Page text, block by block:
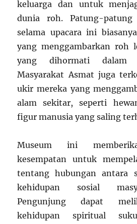
keluarga dan untuk
dunia roh. Patung-
selama upacara ini
yang menggambarkan roh
yang dihormati dalam
Masyarakat Asmat juga
ukir mereka yang
alam sekitar, seperti
figur manusia yang saling
Museum ini
kesempatan untuk
tentang hubungan antara
kehidupan sosial
Pengunjung dapat
kehidupan spiritual